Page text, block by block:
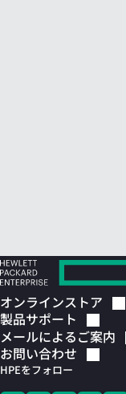
オンラインストア
製品サポート
メールによるご案内
お問い合わせ
HPEをフォロー